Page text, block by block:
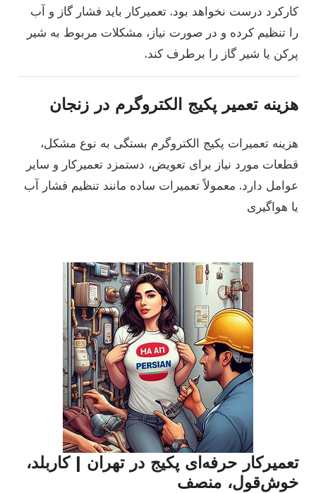
کارکرد درست نخواهد بود. تعمیرکار باید فشار گاز و آب
را تنظیم کرده و در صورت نیاز، مشکلات مربوط به شیر
پرکن یا شیر گاز را برطرف کند.
هزینه تعمیر پکیج الکتروگرم در زنجان
هزینه تعمیرات پکیج الکتروگرم بستگی به نوع مشکل،
قطعات مورد نیاز برای تعویض، دستمزد تعمیرکار و سایر
عوامل دارد. معمولاً تعمیرات ساده مانند تنظیم فشار آب
یا هواگیری
تعمیرکار حرفه‌ای پکیج در تهران | کاربلد،
خوش‌قول، منصف